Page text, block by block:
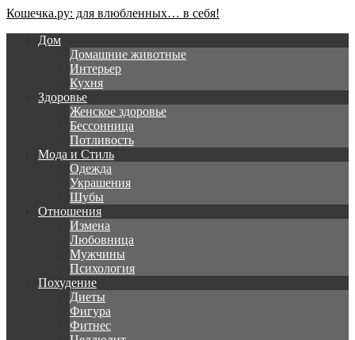
Кошечка.ру: для влюбленных… в себя!
Дом
Домашние животные
Интерьер
Кухня
Здоровье
Женское здоровье
Бессонница
Потливость
Мода и Стиль
Одежда
Украшения
Шубы
Отношения
Измена
Любовница
Мужчины
Психология
Похудение
Диеты
Фигура
Фитнес